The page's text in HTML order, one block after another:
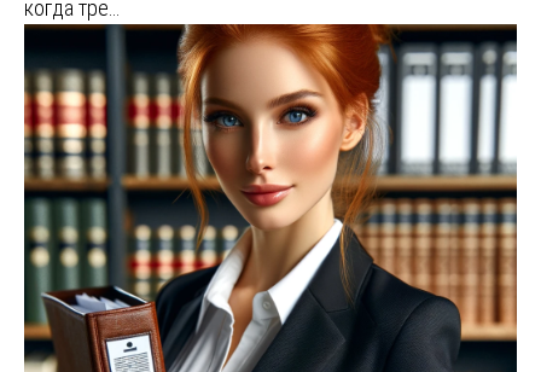
когда тре…